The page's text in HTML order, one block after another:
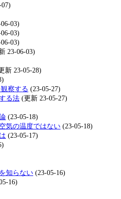
03)
03)
03)
23-06-03)
新 23-05-28)
察する (23-05-27)
る法 (更新 23-05-27)
(23-05-18)
気の温度ではない (23-05-18)
(23-05-17)
知らない (23-05-16)
16)